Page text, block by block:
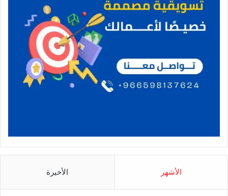
الأشهر الأخيرة